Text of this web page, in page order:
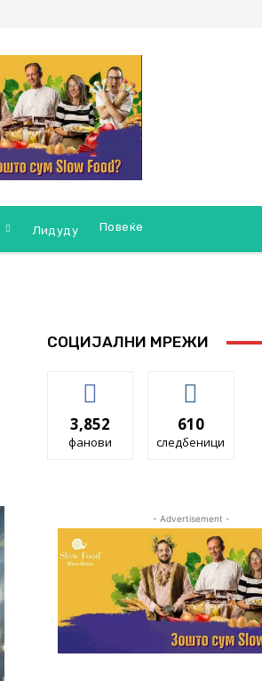
Лидуду Повеќе
СОЦИЈАЛНИ МРЕЖИ
3,852
фанови
610
следбеници
- Advertisement -